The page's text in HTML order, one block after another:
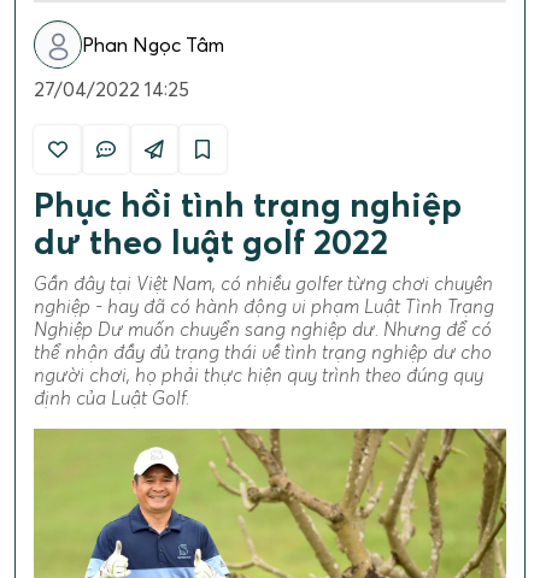
Phan Ngọc Tâm
27/04/2022 14:25
Phục hồi tình trạng nghiệp
dư theo luật golf 2022
Gần đây tại Việt Nam, có nhiều golfer từng chơi chuyên
nghiệp - hay đã có hành động vi phạm Luật Tình Trạng
Nghiệp Dư muốn chuyển sang nghiệp dư. Nhưng để có
thể nhận đầy đủ trạng thái về tình trạng nghiệp dư cho
người chơi, họ phải thực hiện quy trình theo đúng quy
định của Luật Golf.